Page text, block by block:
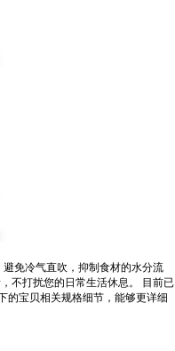
免冷气直吹，抑制食材的水分流
不打扰您的日常生活休息。
目前已
的宝贝相关规格细节，能够更详细